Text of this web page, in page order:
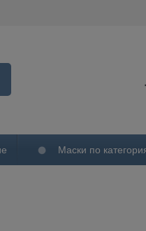
Маски по